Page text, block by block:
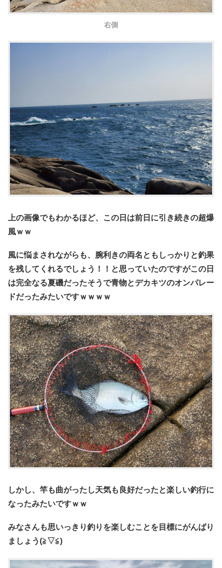
右側
上の画像でもわかるほど、この日は前日に引き続きの超爆
風ｗｗ
風に悩まされながらも、腕利きの両名ともしっかりと釣果
を残してくれるでしょう！！と思っていたのですがこの日
は完全なる夏磯だったそうで青物とデカキツのオンパレー
ドだったみたいですｗｗｗｗ
しかし、竿も曲がったし天気も良好だったと楽しい釣行に
なったみたいですｗｗ
みなさんも思いっきり釣りを楽しむことを目標にがんばり
ましょう(≧▽≦)